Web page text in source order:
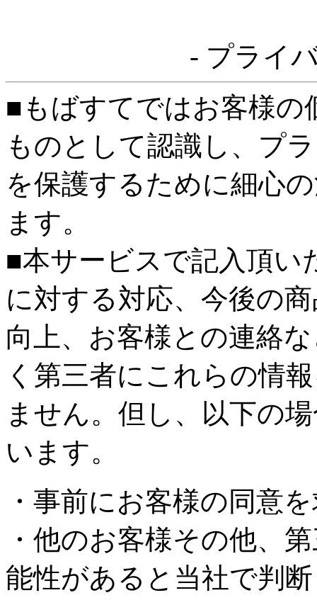
- プライ
■もばすてではお客様の
ものとして認識し、プ
を保護するために細心
ます。
■本サービスで記入頂い
に対する対応、今後の
向上、お客様との連絡
く第三者にこれらの情
ません。但し、以下の
います。
・事前にお客様の同意
・他のお客様その他、
能性があると当社で判